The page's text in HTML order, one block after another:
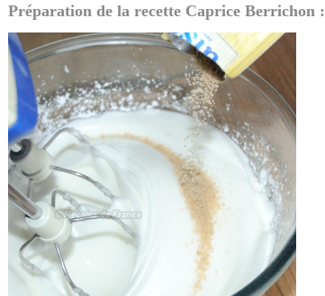
Préparation de la recette Caprice Berrichon :